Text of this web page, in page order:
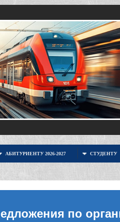
АБИТУРИЕНТУ 2026-2027 СТУДЕНТУ
по